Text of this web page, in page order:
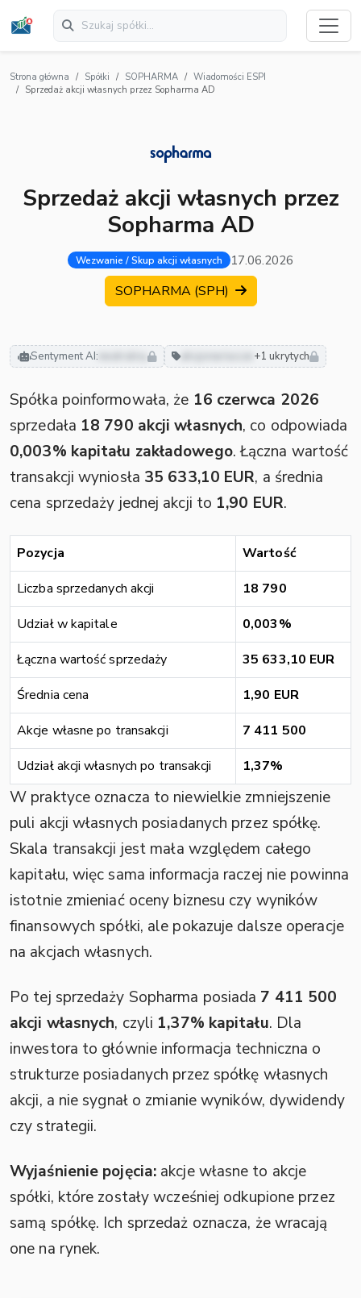
Strona główna Spółki SOPHARMA
Wiadomości ESPI
Sprzedaż akcji własnych przez Sopharma AD
Sprzedaż akcji własnych przez
Sopharma AD
Wezwanie / Skup akcji własnych 17.06.2026
SOPHARMA (SPH)
Sentyment AI: neutralny akcjonariusze +1 ukrytych
Spółka poinformowała, że 16 czerwca 2026
sprzedała 18 790 akcji własnych, co odpowiada
0,003% kapitału zakładowego. Łączna wartość
transakcji wyniosła 35 633,10 EUR, a średnia
cena sprzedaży jednej akcji to 1,90 EUR.
Pozycja
Wartość
Liczba sprzedanych akcji
18 790
Udział w kapitale
0,003%
Łączna wartość sprzedaży
35 633,10 EUR
Średnia cena
1,90 EUR
Akcje własne po transakcji
7 411 500
Udział akcji własnych po transakcji
1,37%
W praktyce oznacza to niewielkie zmniejszenie
puli akcji własnych posiadanych przez spółkę.
Skala transakcji jest mała względem całego
kapitału, więc sama informacja raczej nie powinna
istotnie zmieniać oceny biznesu czy wyników
finansowych spółki, ale pokazuje dalsze operacje
na akcjach własnych.
Po tej sprzedaży Sopharma posiada 7 411 500
akcji własnych, czyli 1,37% kapitału. Dla
inwestora to głównie informacja techniczna o
strukturze posiadanych przez spółkę własnych
akcji, a nie sygnał o zmianie wyników, dywidendy
czy strategii.
Wyjaśnienie pojęcia: akcje własne to akcje
spółki, które zostały wcześniej odkupione przez
samą spółkę. Ich sprzedaż oznacza, że wracają
one na rynek.